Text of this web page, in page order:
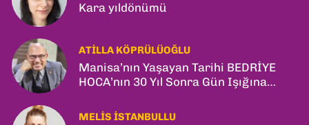
Kara yıldönümü
ATILLA KÖPRÜLÜOĞLU
Manisa’nın Yaşayan Tarihi BEDRİYE
HOCA’nın 30 Yıl Sonra Gün Işığına
MELIS İSTANBULLU